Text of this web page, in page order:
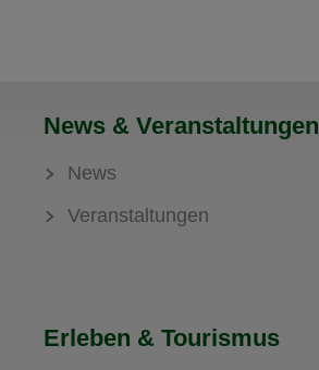
News & Veranstaltungen
News
Veranstaltungen
Erleben & Tourismus